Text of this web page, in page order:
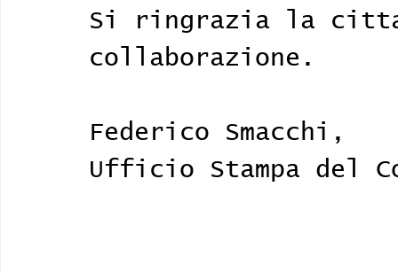
Si ringrazia la
collaborazione.
Federico Smacchi,
Ufficio Stampa del